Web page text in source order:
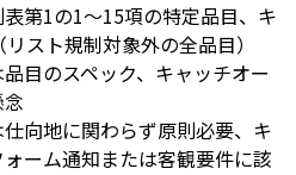
表第1の1〜15項の特定品目、キ
スト規制対象外の全品目）
品目のスペック、キャッチオー
仕向地に関わらず原則必要、キ
ーム通知または客観要件に該